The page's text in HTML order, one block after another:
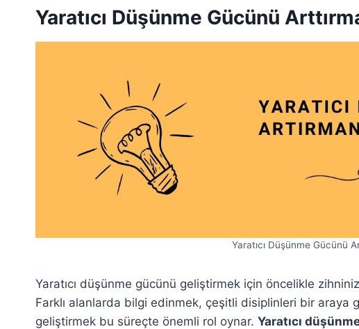
Yaratıcı Düşünme Gücünü
Yaratıcı Düşünme Gücünü
Yaratıcı düşünme gücünü geliştirmek için öncelikle
Farklı alanlarda bilgi edinmek, çeşitli disiplinleri bir araya
geliştirmek bu süreçte önemli rol oynar. Yaratıcı